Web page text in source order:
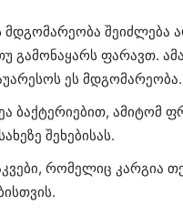
მდგომარეობა შეიძლება
გამონაყარს ფარავთ.
ეს მდგომარეობა.
ბაქტერიებით, ამიტომ
შეხებისას.
რომელიც კარგია